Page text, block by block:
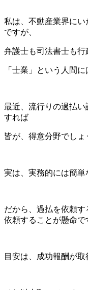
私は、不動産業界に
ですが、
弁護士も司法書士も行
「士業」という人間
最近、流行りの過払
すれば
皆が、得意分野でしょ
実は、実務的には簡単
だから、過払を依頼
依頼することが懸命で
目安は、成功報酬が